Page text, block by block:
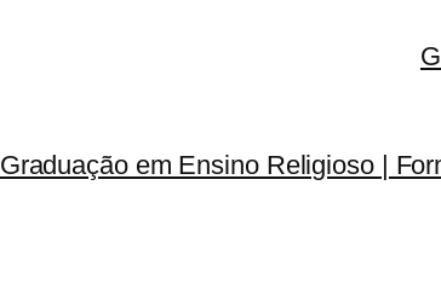
Graduação em Ensino Religioso |